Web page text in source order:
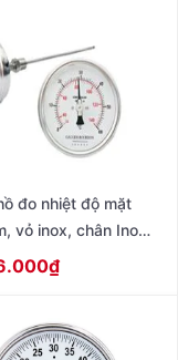
đo nhiệt độ mặt
vỏ inox, chân Inox,
que dài 150mm
₫